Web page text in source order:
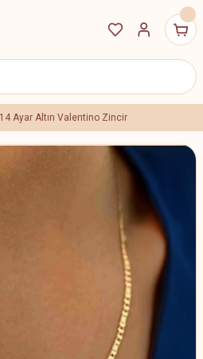
14 Ayar Altın Valentino Zincir